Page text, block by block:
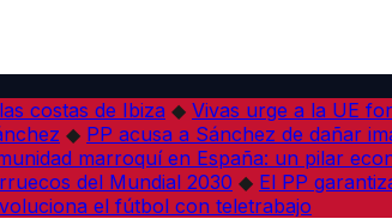
costas de Ibiza ◆ Vivas urge a la UE
◆ PP acusa a Sánchez de dañar
marroquí en España: un pilar
del Mundial 2030 ◆ El PP
el fútbol con teletrabajo